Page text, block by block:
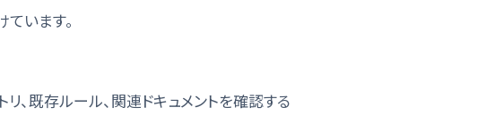
います。
、既存ルール、関連ドキュメントを確認する